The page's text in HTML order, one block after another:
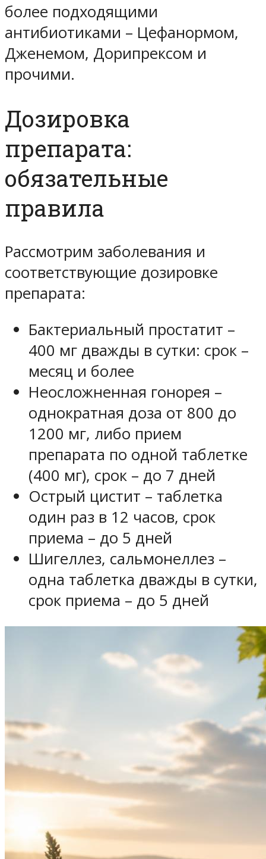
более подходящими
антибиотиками – Цефанормом,
Дженемом, Дорипрексом и
прочими.
Дозировка
препарата:
обязательные
правила
Рассмотрим заболевания и
соответствующие дозировке
препарата:
Бактериальный простатит –
400 мг дважды в сутки: срок –
месяц и более
Неосложненная гонорея –
однократная доза от 800 до
1200 мг, либо прием
препарата по одной таблетке
(400 мг), срок – до 7 дней
Острый цистит – таблетка
один раз в 12 часов, срок
приема – до 5 дней
Шигеллез, сальмонеллез –
одна таблетка дважды в сутки,
срок приема – до 5 дней